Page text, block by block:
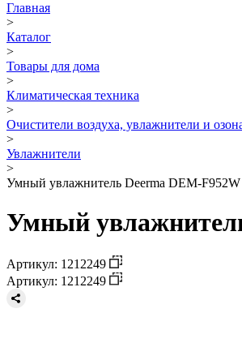
Главная
>
Каталог
>
Товары для дома
>
Климатическая техника
>
Очистители воздуха, увлажнители и
>
Увлажнители
>
Умный увлажнитель Deerma DEM-
Умный
Артикул: 1212249
Артикул: 1212249